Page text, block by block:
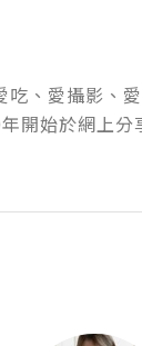
、愛攝影、
開始於網上分